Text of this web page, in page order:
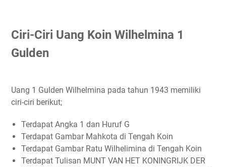
Ciri-Ciri Uang Koin Wilhelmina 1
Gulden
Uang 1 Gulden Wilhelmina pada tahun 1943 memiliki
ciri-ciri berikut;
Terdapat Angka 1 dan Huruf G
Terdapat Gambar Mahkota di Tengah Koin
Terdapat Gambar Ratu Wilhelimina di Tengah Koin
Terdapat Tulisan MUNT VAN HET KONINGRIJK DER